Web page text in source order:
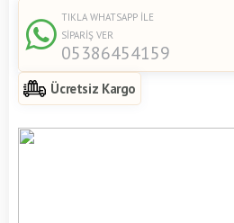
TIKLA WHATSAPP İLE
SİPARİŞ VER
05386454159
Ücretsiz Kargo